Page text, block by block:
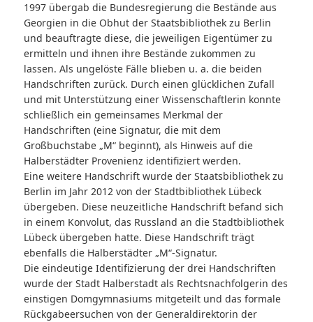
1997 übergab die Bundesregierung die Bestände aus
Georgien in die Obhut der Staatsbibliothek zu Berlin
und beauftragte diese, die jeweiligen Eigentümer zu
ermitteln und ihnen ihre Bestände zukommen zu
lassen. Als ungelöste Fälle blieben u. a. die beiden
Handschriften zurück. Durch einen glücklichen Zufall
und mit Unterstützung einer Wissenschaftlerin konnte
schließlich ein gemeinsames Merkmal der
Handschriften (eine Signatur, die mit dem
Großbuchstabe „M“ beginnt), als Hinweis auf die
Halberstädter Provenienz identifiziert werden.
Eine weitere Handschrift wurde der Staatsbibliothek zu
Berlin im Jahr 2012 von der Stadtbibliothek Lübeck
übergeben. Diese neuzeitliche Handschrift befand sich
in einem Konvolut, das Russland an die Stadtbibliothek
Lübeck übergeben hatte. Diese Handschrift trägt
ebenfalls die Halberstädter „M“-Signatur.
Die eindeutige Identifizierung der drei Handschriften
wurde der Stadt Halberstadt als Rechtsnachfolgerin des
einstigen Domgymnasiums mitgeteilt und das formale
Rückgabeersuchen von der Generaldirektorin der